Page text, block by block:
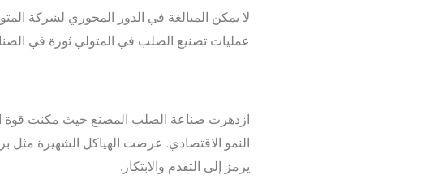
لا يمكن المبالغة في الدور المحوري لشركة
عمليات تصنيع الصلب في المتولي ثورة في
ازدهرت صناعة الصلب المصنع حيث مكنت قوة
النمو الاقتصادي. عرضت الهياكل الشهيرة مثل
يرمز إلى التقدم والابتكار.